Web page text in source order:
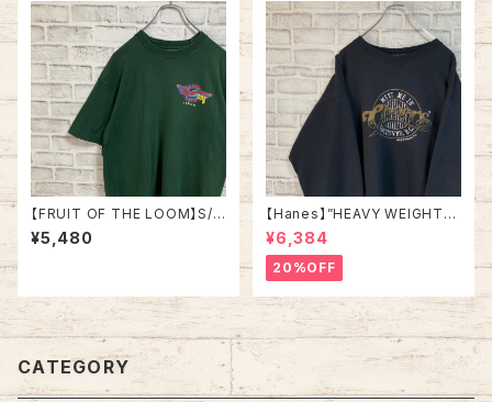
【FRUIT OF THE LOOM】S/S
Tee L 90s Made in USA “B
oogie’s Diner” Vintage 両面
古着
¥5,480
【Hanes】”HEAVY WEIGHT
”L/S Sweat L 90s ヘインズ
スーベニア スウェット トレーナ
ー ヘビーコットン 厚手 刺繍ロ
ゴ 炭黒 アメリカ USA 古着
¥6,384
20%OFF
CATEGORY